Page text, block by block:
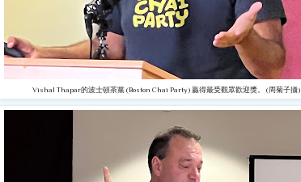
Vishal Thapar的波士頓茶黨(Boston Chai Party) 贏得最受觀眾歡迎獎。 (周菊子攝)